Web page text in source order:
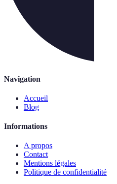
Navigation
Accueil
Blog
Informations
A propos
Contact
Mentions légales
Politique de confidentialité